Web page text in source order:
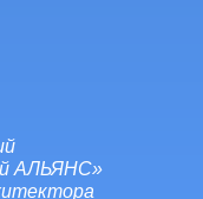
АЛЬЯНС»